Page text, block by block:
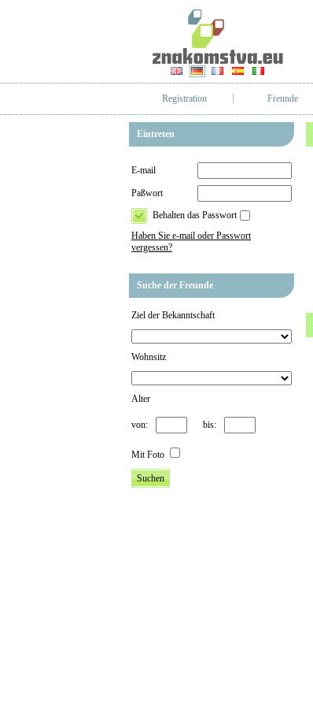
Registration Freunde
Eintreten
E-mail
Paßwort
Behalten das Passwort
Haben Sie e-mail oder Passwort
vergessen?
Suche der Freunde
Ziel der Bekanntschaft
Wohnsitz
Alter
von: bis:
Mit Foto